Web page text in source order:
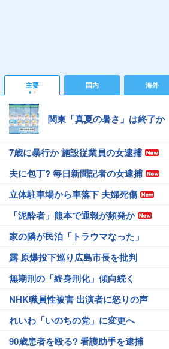
主要 国内 海外
関東「真夏の暑さ」は終了か
7歳に暴行か 施設従業員の女逮捕
夫に包丁? 毎日新聞記者の女逮捕
立体駐車場から車落下 夫婦死傷
「泥酔者」熊本で通報が頻発か
家の隣が民泊「トラウマなった」
露 原爆投下巡り広島市長を批判
無期刑の「終身刑化」傾向続く
NHK職員性被害 出演者に怒りの声
れいわ「いのちの党」に変更へ
90歳患者を殴る? 看護助手を逮捕